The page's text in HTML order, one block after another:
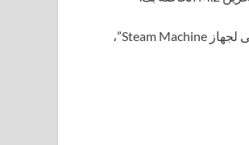
Pro مجاني، يتم تقديم الكمبيوتر على أنه “بديل أذكى لجهاز Steam Machine”،